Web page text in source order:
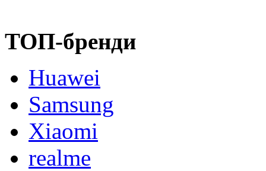
ТОП-бренди
Huawei
Samsung
Xiaomi
realme